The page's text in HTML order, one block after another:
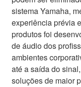
sistema Yamaha,
experiência prévia
produtos foi
de áudio dos
ambientes
até a saída do
soluções de maior